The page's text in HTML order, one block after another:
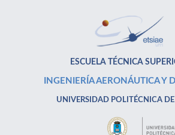
ESCUELA TÉCNICA
INGENIERÍA AERONÁUTICA Y
UNIVERSIDAD POLITÉCNICA